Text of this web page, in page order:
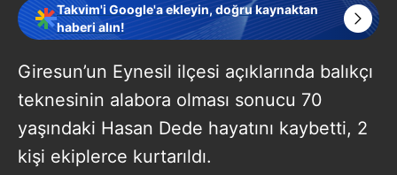
Takvim'i Google'a ekleyin, doğru kaynaktan
haberi alın!
Giresun’un Eynesil ilçesi açıklarında balıkçı
teknesinin alabora olması sonucu 70
yaşındaki Hasan Dede hayatını kaybetti, 2
kişi ekiplerce kurtarıldı.